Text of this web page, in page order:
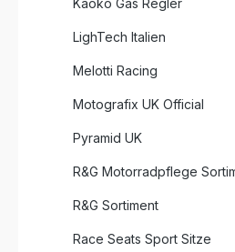
Kaoko Gas Regler
LighTech Italien
Melotti Racing
Motografix UK Official
Pyramid UK
R&G Motorradpflege
R&G Sortiment
Race Seats Sport Sitze